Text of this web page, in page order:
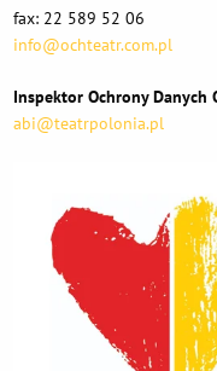
fax: 22 589 52 06
info@ochteatr.com.pl
Inspektor Ochrony Danych
abi@teatrpolonia.pl